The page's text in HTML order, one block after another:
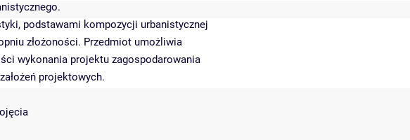
podstawami kompozycji urbanistycznej
złożoności. Przedmiot umożliwia
wykonania projektu zagospodarowania
projektowych.